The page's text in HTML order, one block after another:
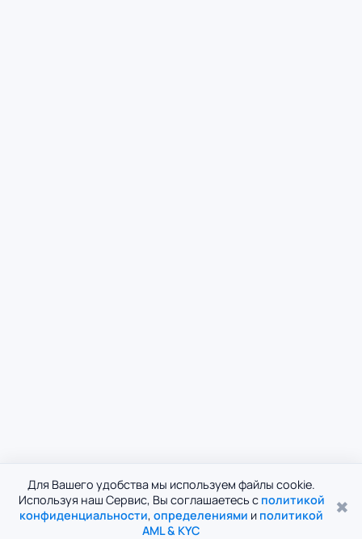
Для Вашего удобства мы используем файлы cookie.
Используя наш Сервис, Вы соглашаетесь с политикой
конфиденциальности, определениями и политикой
AML & KYC
✖